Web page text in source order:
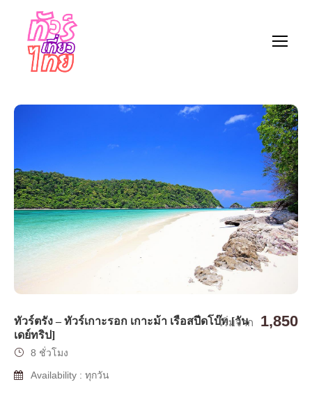
ทัวร์ตรัง – ทัวร์เกาะรอก เกาะม้า เรือสปีดโบ๊ท [วัน
เดย์ทริป]
เริ่มจาก 1,850
8 ชั่วโมง
Availability : ทุกวัน